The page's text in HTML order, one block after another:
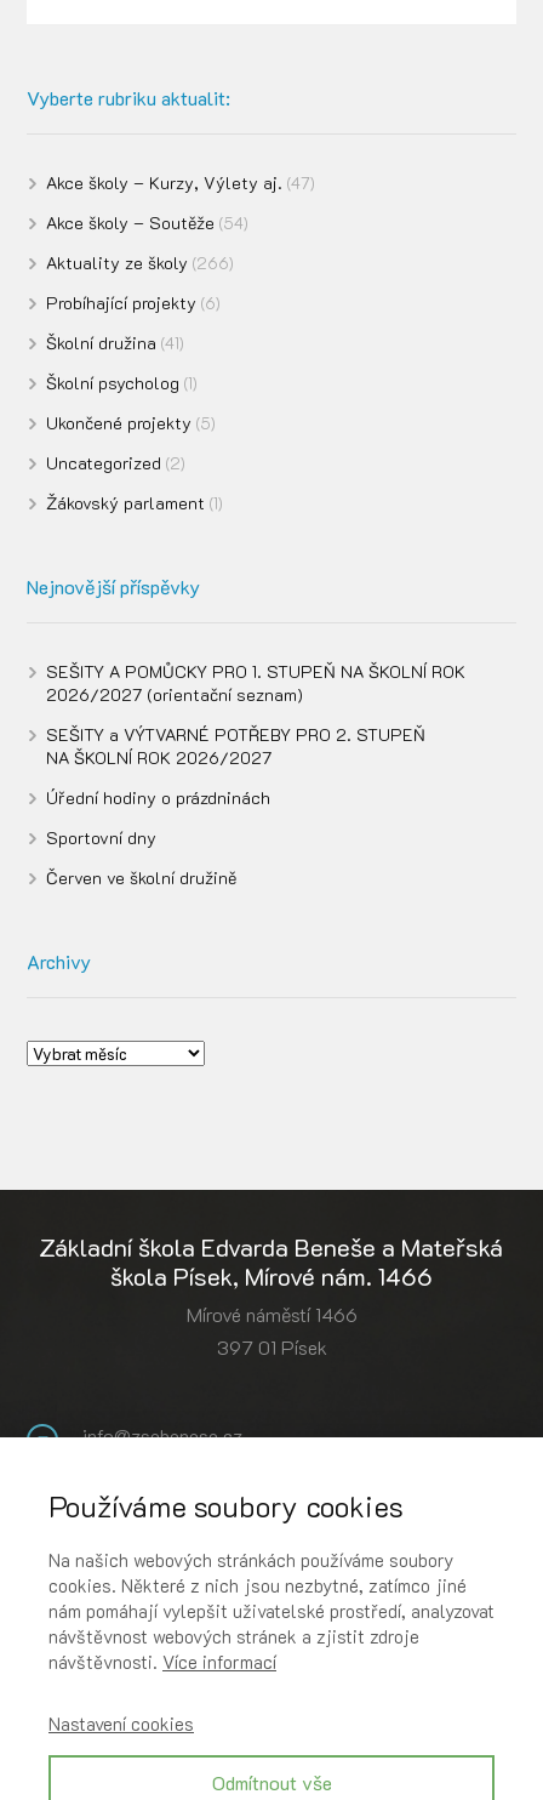
Vyberte rubriku aktualit:
Akce školy – Kurzy, Výlety aj. (47)
Akce školy – Soutěže (54)
Aktuality ze školy (266)
Probíhající projekty (6)
Školní družina (41)
Školní psycholog (1)
Ukončené projekty (5)
Uncategorized (2)
Žákovský parlament (1)
Nejnovější příspěvky
SEŠITY A POMŮCKY PRO 1. STUPEŇ NA ŠKOLNÍ ROK
2026/2027 (orientační seznam)
SEŠITY a VÝTVARNÉ POTŘEBY PRO 2. STUPEŇ
NA ŠKOLNÍ ROK 2026/2027
Úřední hodiny o prázdninách
Sportovní dny
Červen ve školní družině
Archivy
Základní škola Edvarda Beneše a Mateřská
škola Písek, Mírové nám. 1466
Mírové náměstí 1466
397 01 Písek
info@zsebenese.cz
YouTube
Instagram
Podcast
Rychlé odkazy
Používáme soubory cookies
Na našich webových stránkách používáme soubory
cookies. Některé z nich jsou nezbytné, zatímco jiné
nám pomáhají vylepšit uživatelské prostředí, analyzovat
návštěvnost webových stránek a zjistit zdroje
návštěvnosti. Více informací
Nastavení cookies
Odmítnout vše